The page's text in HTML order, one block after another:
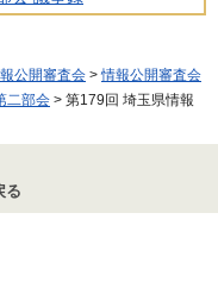
公開審査会 >情報公開審査会
二部会 > 第179回 埼玉県情報
る